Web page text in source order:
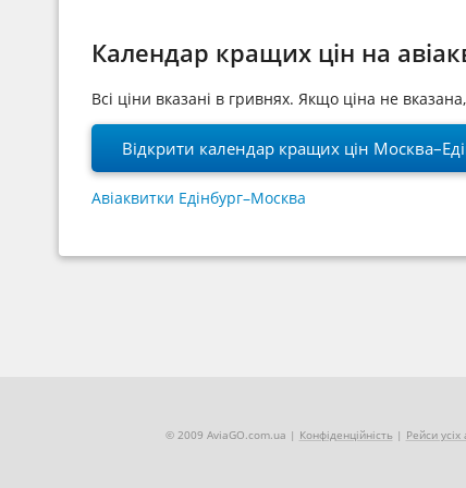
Календар кращих цін на
Всі ціни вказані в гривнях. Якщо ціна не
Відкрити календар кращих цін
Авіаквитки Едінбург–Москва
© 2009 AviaGO.com.ua | Конфіденційність| Рейси усіх